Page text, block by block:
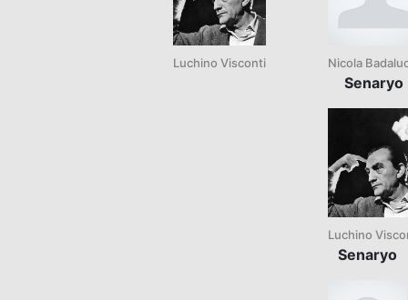
Luchino Visconti Nicola
Senaryo
Luchino
Senaryo